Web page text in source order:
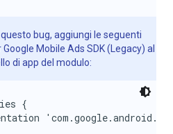
bug, aggiungi le seguenti
Google Mobile Ads SDK (Legacy) al
di app del modulo:
{